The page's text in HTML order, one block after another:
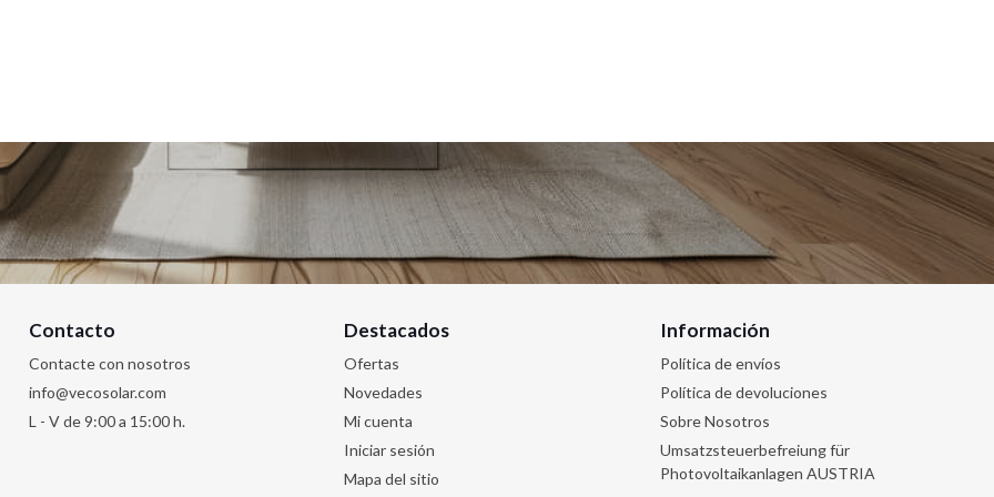
Contacto
Contacte con nosotros
info@vecosolar.com
L - V de 9:00 a 15:00 h.
Destacados
Ofertas
Novedades
Mi cuenta
Iniciar sesión
Mapa del sitio
Información
Política de envíos
Política de devoluciones
Sobre Nosotros
Umsatzsteuerbefreiung für
Photovoltaikanlagen AUSTRIA